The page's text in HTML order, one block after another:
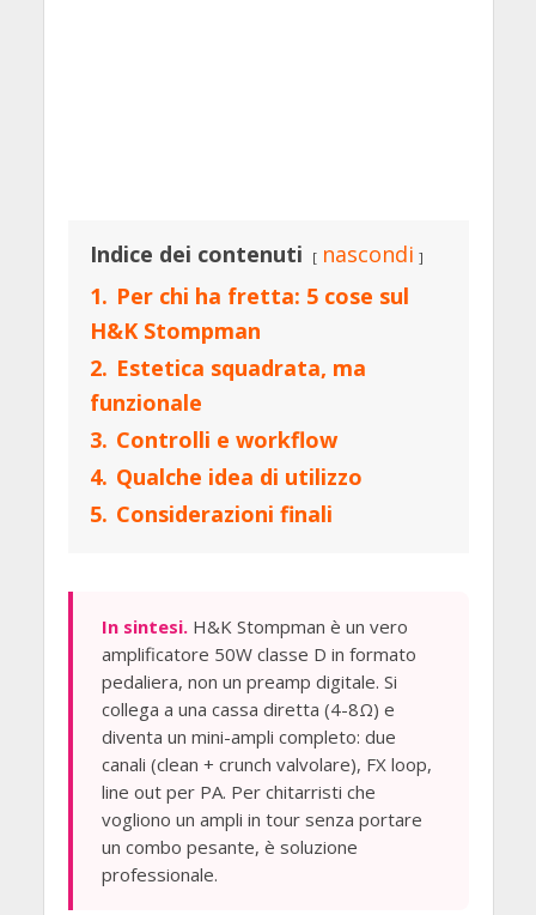
Indice dei contenuti
nascondi
1. Per chi ha fretta: 5 cose sul
H&K Stompman
2. Estetica squadrata, ma
funzionale
3. Controlli e workflow
4. Qualche idea di utilizzo
5. Considerazioni finali
In sintesi.H&K Stompman è un vero
amplificatore 50W classe D in formato
pedaliera, non un preamp digitale. Si
collega a una cassa diretta (4-8Ω) e
diventa un mini-ampli completo: due
canali (clean + crunch valvolare), FX loop,
line out per PA. Per chitarristi che
vogliono un ampli in tour senza portare
un combo pesante, è soluzione
professionale.